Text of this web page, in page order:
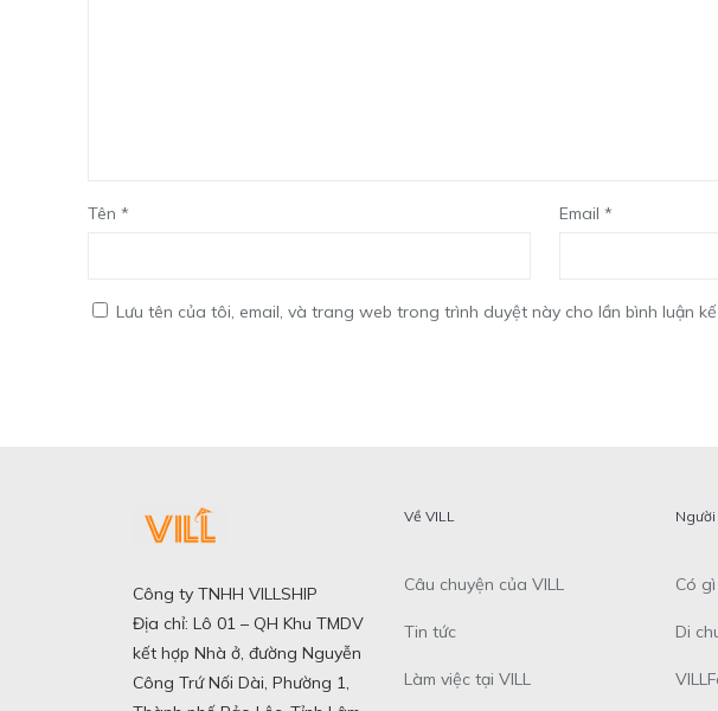
Tên * Email*
Lưu tên của tôi, email, và trang web trong trình duyệt này cho lần bình luận
Công ty TNHH VILLSHIP
Địa chỉ: Lô 01 – QH Khu TMDV
kết hợp Nhà ở, đường Nguyễn
Công Trứ Nối Dài, Phường 1,
Về VILL
Câu chuyện của VILL
Tin tức
Làm việc tại VILL
Có gì
Di